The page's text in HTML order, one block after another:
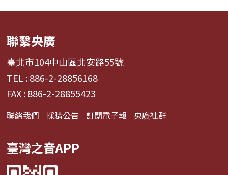
聯繫央廣
臺北市104中山區北安路55號
TEL : 886-2-28856168
FAX : 886-2-28855423
聯絡我們 採購公告 訂閱電子報 央廣社群
臺灣之音APP